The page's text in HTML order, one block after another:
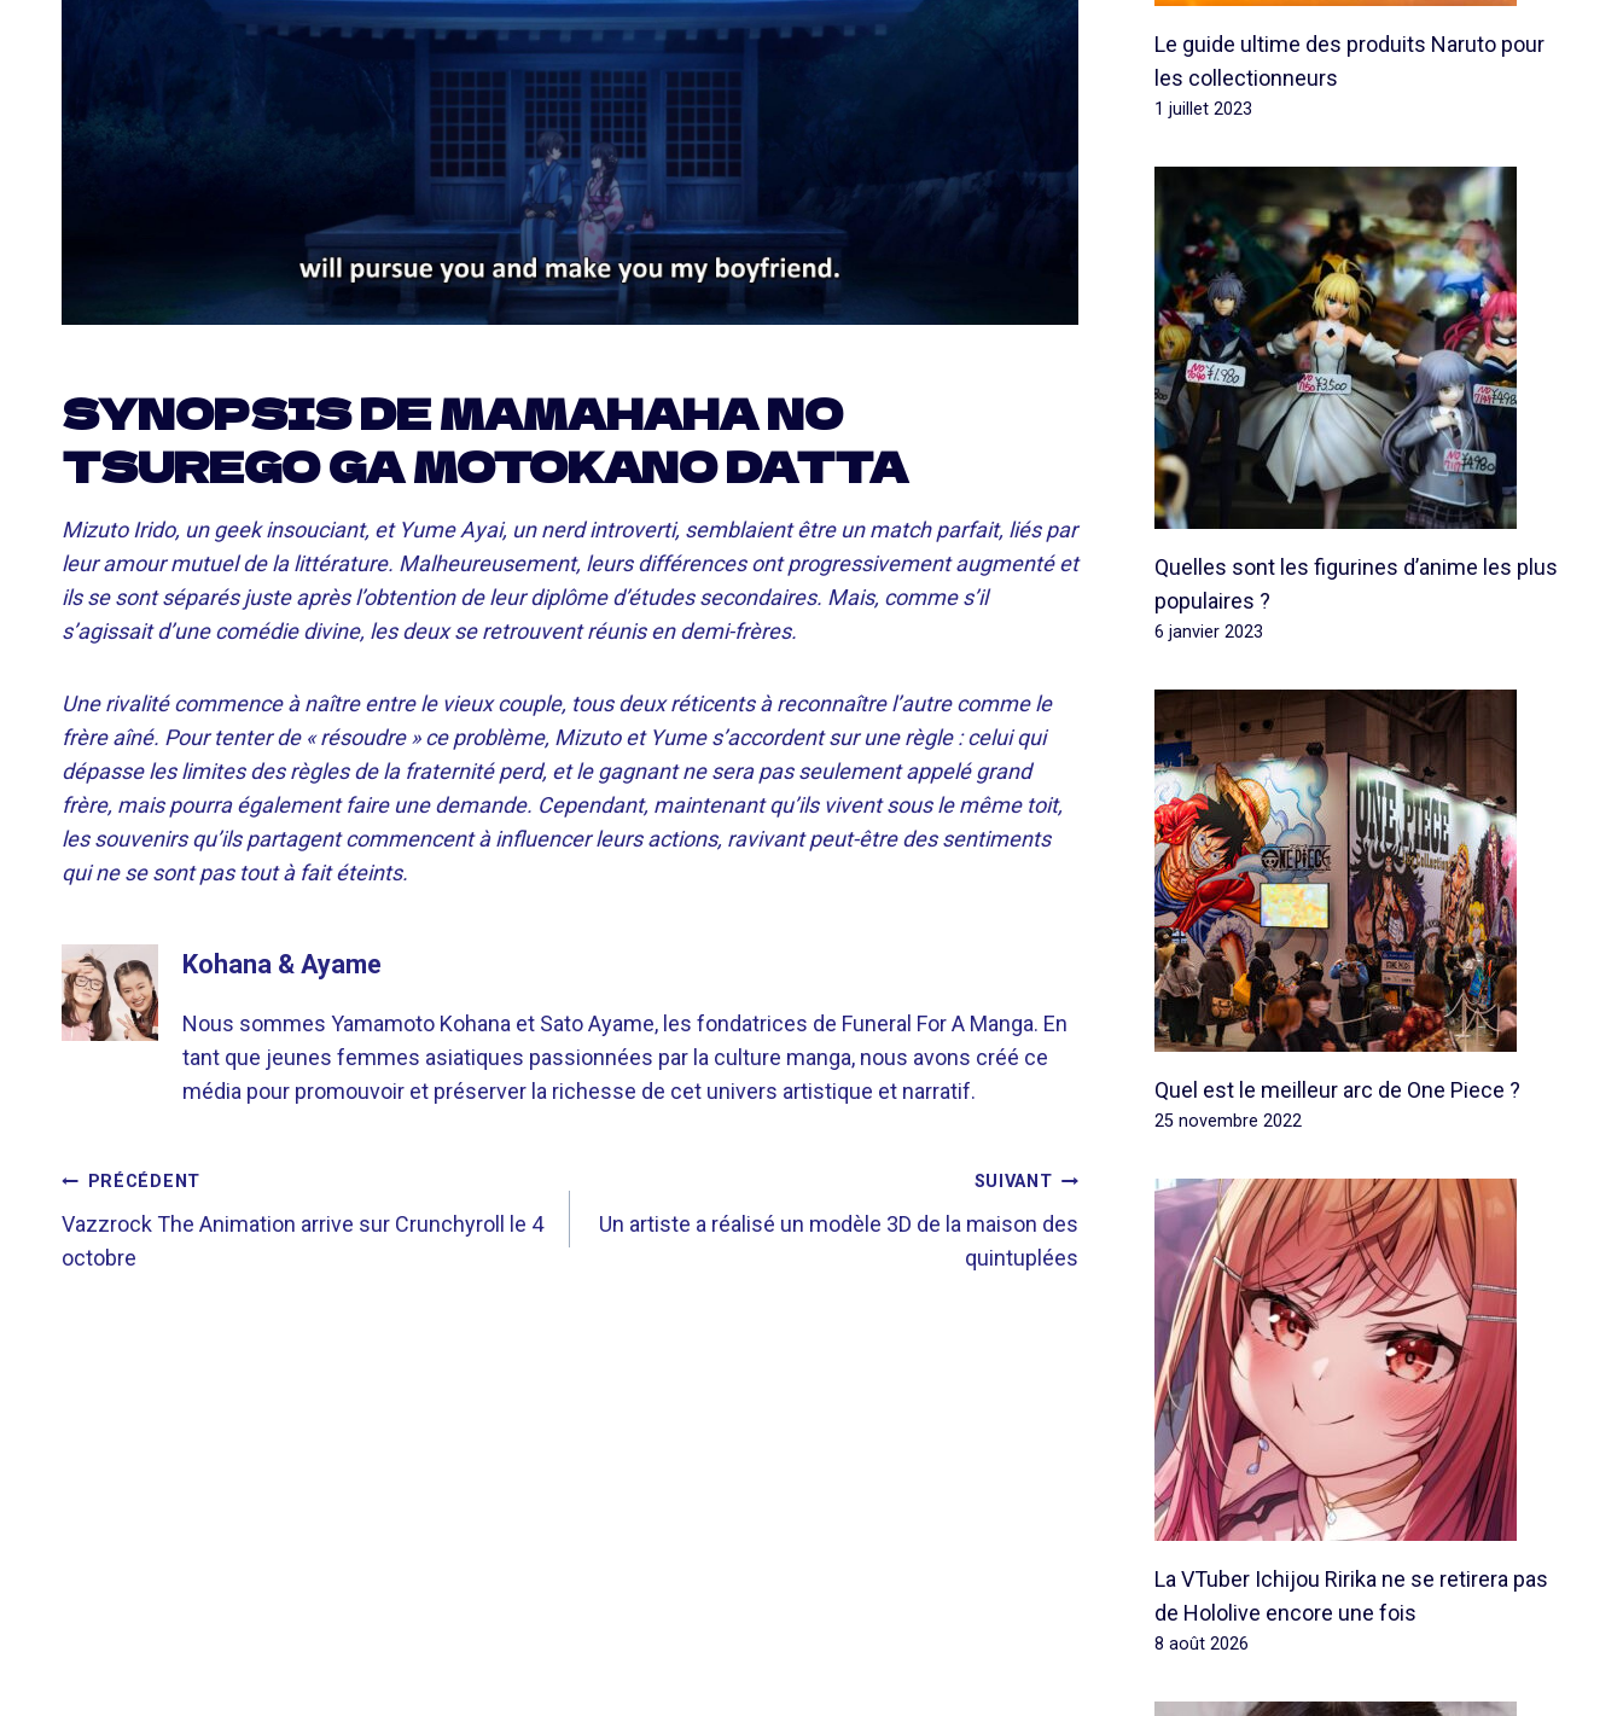
SYNOPSIS DE MAMAHAHA NO
TSUREGO GA MOTOKANO DATTA
Mizuto Irido, un geek insouciant, et Yume Ayai, un nerd introverti, semblaient être un match parfait, liés par
leur amour mutuel de la littérature. Malheureusement, leurs différences ont progressivement augmenté et
ils se sont séparés juste après l’obtention de leur diplôme d’études secondaires. Mais, comme s’il
s’agissait d’une comédie divine, les deux se retrouvent réunis en demi-frères.
Une rivalité commence à naître entre le vieux couple, tous deux réticents à reconnaître l’autre comme le
frère aîné. Pour tenter de « résoudre » ce problème, Mizuto et Yume s’accordent sur une règle : celui qui
dépasse les limites des règles de la fraternité perd, et le gagnant ne sera pas seulement appelé grand
frère, mais pourra également faire une demande. Cependant, maintenant qu’ils vivent sous le même toit,
les souvenirs qu’ils partagent commencent à influencer leurs actions, ravivant peut-être des sentiments
qui ne se sont pas tout à fait éteints.
Kohana & Ayame
Nous sommes Yamamoto Kohana et Sato Ayame, les fondatrices de Funeral For A Manga. En
tant que jeunes femmes asiatiques passionnées par la culture manga, nous avons créé ce
média pour promouvoir et préserver la richesse de cet univers artistique et narratif.
NAVIGATION
DE
PRÉCÉDENT
Vazzrock The Animation arrive sur Crunchyroll le 4
octobre
SUIVANT
Un artiste a réalisé un modèle 3D de la maison des
quintuplées
Le guide ultime des produits Naruto pour
les collectionneurs
1 juillet 2023
Quelles sont les figurines d’anime les plus
populaires ?
6 janvier 2023
Quel est le meilleur arc de One Piece ?
25 novembre 2022
La VTuber Ichijou Ririka ne se retirera pas
de Hololive encore une fois
8 août 2026